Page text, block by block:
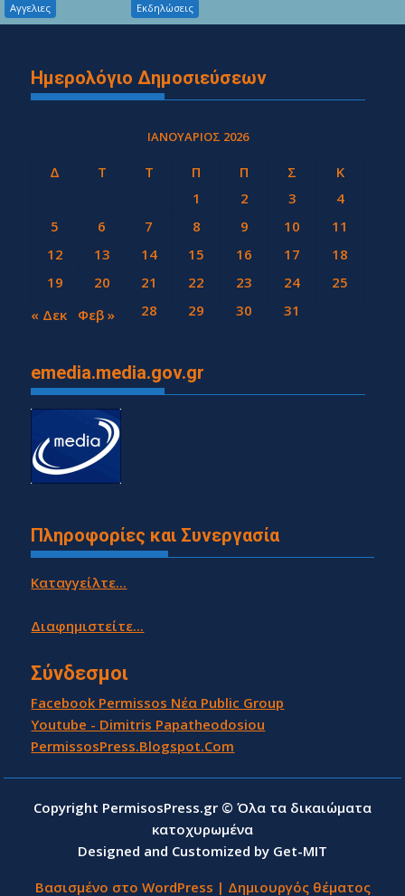
Αγγελιες Εκδηλώσεις
Ημερολόγιο Δημοσιεύσεων
ΙΑΝΟΥΆΡΙΟΣ 2026
Δ Τ Τ Π Π Σ
Κ
1
2 3
4
5
6 7 8 9 10
11
12
13 14 15 16 17
18
19
20 21 22 23 24
25
26
27 28 29 30 31
« Δεκ Φεβ »
emedia.media.gov.gr
Πληροφορίες και Συνεργασία
Καταγγείλτε...
Διαφημιστείτε...
Σύνδεσμοι
Facebook Permissos Νέα Public Group
Youtube - Dimitris Papatheodosiou
PermissosPress.Blogspot.Com
Copyright PermisosPress.gr © Όλα τα δικαιώματα
κατοχυρωμένα
Designed and Customized by Get-MIT
Βασισμένο στο WordPress | Δημιουργός θέματος